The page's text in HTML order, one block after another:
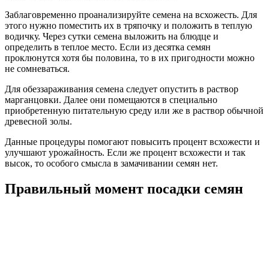
Заблаговременно проанализируйте семена на всхожесть. Для
этого нужно поместить их в тряпочку и положить в теплую
водичку. Через сутки семена выложить на блюдце и
определить в теплое место. Если из десятка семян
проклюнутся хотя бы половина, то в их пригодности можно
не сомневаться.
Для обеззараживания семена следует опустить в раствор
марганцовки. Далее они помещаются в специально
приобретенную питательную среду или же в раствор обычной
древесной золы.
Данные процедуры помогают повысить процент всхожести и
улучшают урожайность. Если же процент всхожести и так
высок, то особого смысла в замачивании семян нет.
Правильный момент посадки семян